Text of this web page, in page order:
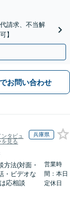
請求、不当解
】
お問い合わせ
ンタビュ
を見る
兵庫県
方法(対面・
・ビデオな
応相談
営業時
間：本日
定休日